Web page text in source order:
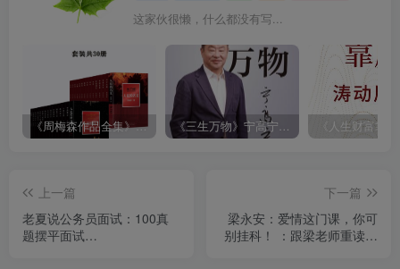
这家伙很懒，什么都没有写...
《周梅森作品全集》[共30册] 《三生万物》宁高宁（epub+mobi+azw3+pdf）
上一篇
老夏说公务员面试：100真
题摆平面试
下一篇
梁永安：爱情这门课，你可
别挂科！ ：跟梁老师重读文